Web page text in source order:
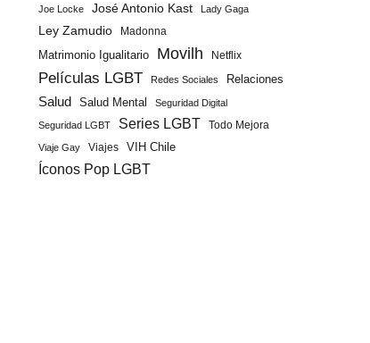
Joe Locke José Antonio Kast Lady Gaga
Ley Zamudio Madonna
Matrimonio Igualitario Movilh Netflix
Películas LGBT Redes Sociales Relaciones
Salud Salud Mental Seguridad Digital
Seguridad LGBT Series LGBT Todo Mejora
Viaje Gay Viajes VIH Chile
Íconos Pop LGBT